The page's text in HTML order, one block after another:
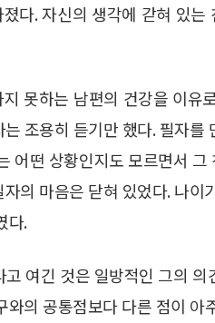
다. 자신의 생각에 갇혀 있는
못하는 남편의 건강을 이유
조용히 듣기만 했다. 필자를
어떤 상황인지도 모르면서
의 마음은 닫혀 있었다. 나이
다.
여긴 것은 일방적인 그의 의
의 공통점보다 다른 점이 아